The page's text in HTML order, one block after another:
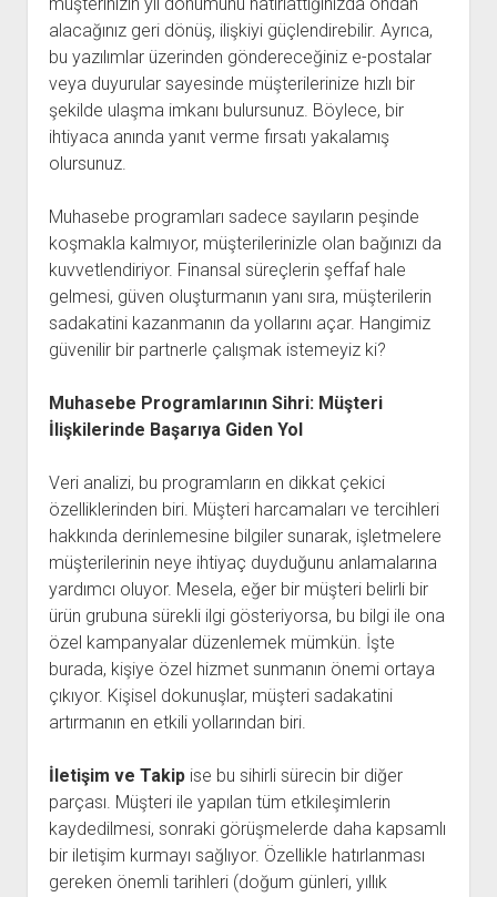
alacağınız geri dönüş, ilişkiyi güçlendirebilir. Ayrıca,
bu yazılımlar üzerinden göndereceğiniz e-postalar
veya duyurular sayesinde müşterilerinize hızlı bir
şekilde ulaşma imkanı bulursunuz. Böylece, bir
ihtiyaca anında yanıt verme fırsatı yakalamış
olursunuz.
Muhasebe programları sadece sayıların peşinde
koşmakla kalmıyor, müşterilerinizle olan bağınızı da
kuvvetlendiriyor. Finansal süreçlerin şeffaf hale
gelmesi, güven oluşturmanın yanı sıra, müşterilerin
sadakatini kazanmanın da yollarını açar. Hangimiz
güvenilir bir partnerle çalışmak istemeyiz ki?
Muhasebe Programlarının Sihri: Müşteri
İlişkilerinde Başarıya Giden Yol
Veri analizi, bu programların en dikkat çekici
özelliklerinden biri. Müşteri harcamaları ve tercihleri
hakkında derinlemesine bilgiler sunarak, işletmelere
müşterilerinin neye ihtiyaç duyduğunu anlamalarına
yardımcı oluyor. Mesela, eğer bir müşteri belirli bir
ürün grubuna sürekli ilgi gösteriyorsa, bu bilgi ile ona
özel kampanyalar düzenlemek mümkün. İşte
burada, kişiye özel hizmet sunmanın önemi ortaya
çıkıyor. Kişisel dokunuşlar, müşteri sadakatini
artırmanın en etkili yollarından biri.
İletişim ve Takipise bu sihirli sürecin bir diğer
parçası. Müşteri ile yapılan tüm etkileşimlerin
kaydedilmesi, sonraki görüşmelerde daha kapsamlı
bir iletişim kurmayı sağlıyor. Özellikle hatırlanması
gereken önemli tarihleri (doğum günleri, yıllık